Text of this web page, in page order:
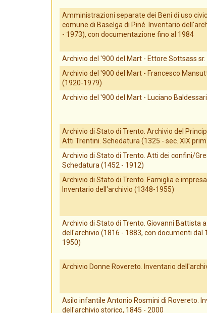
Amministrazioni separate dei Beni di uso
comune di Baselga di Piné. Inventario
- 1973), con documentazione fino al 1984
Archivio del '900 del Mart - Ettore Sottsass
Archivio del '900 del Mart - Francesco
(1920-1979)
Archivio del '900 del Mart - Luciano Baldessari
Archivio di Stato di Trento. Archivio del
Atti Trentini. Schedatura (1325 - sec. XIX
Archivio di Stato di Trento. Atti dei confini/
Schedatura (1452 - 1912)
Archivio di Stato di Trento. Famiglia e impresa
Inventario dell'archivio (1348-1955)
Archivio di Stato di Trento. Giovanni Battista
dell'archivio (1816 - 1883, con documenti dal
1950)
Archivio Donne Rovereto. Inventario
Asilo infantile Antonio Rosmini di Rovereto.
dell'archivio storico, 1845 - 2000